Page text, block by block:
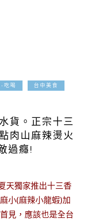
-吃喝 台中美食
貨。正宗十三
肉山麻辣燙火
過癮!
天獨家推出十三香
小(麻辣小龍蝦)加
見，應該也是全台